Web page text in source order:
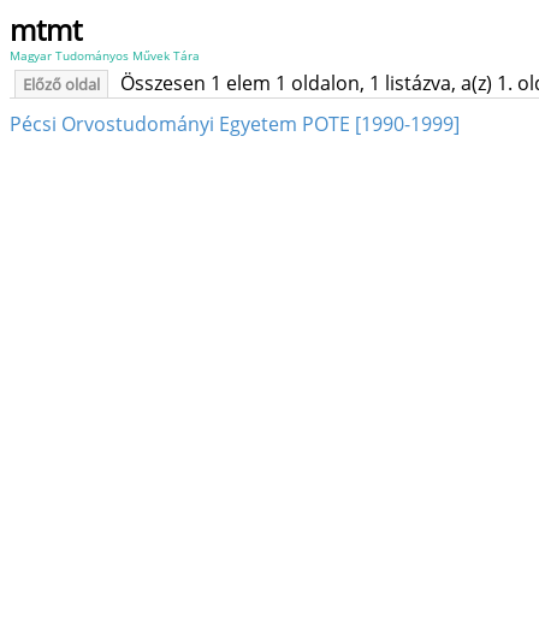
mtmt
Magyar Tudományos Művek Tára
Előző oldal
Összesen 1 elem 1 oldalon, 1 listázva, a(z) 1.
Pécsi Orvostudományi Egyetem POTE [1990-1999]